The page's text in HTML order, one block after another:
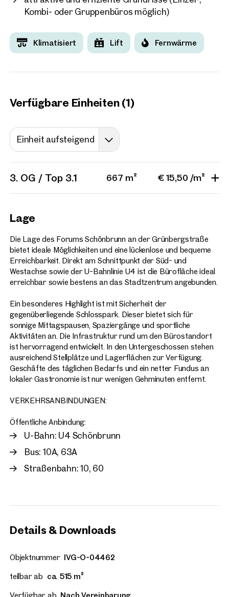
Kombi- oder Gruppenbüros möglich)
Klimatisiert Lift Fernwärme
Verfügbare Einheiten (1)
Einheit aufsteigend
3. OG / Top 3.1 667 m² € 15,50 /m²
Lage
Die Lage des Forums Schönbrunn an der Grünbergstraße
bietet ideale Möglichkeiten und eine lückenlose und bequeme
Erreichbarkeit. Direkt am Schnittpunkt der Süd- und
Westachse sowie der U-Bahnlinie U4 ist die Bürofläche ideal
erreichbar sowie bestens an das Stadtzentrum angebunden.
Ein besonderes Highlight ist mit Sicherheit der
gegenüberliegende Schlosspark. Dieser bietet sich für
sonnige Mittagspausen, Spaziergänge und sportliche
Aktivitäten an. Die Infrastruktur rund um den Bürostandort
ist hervorragend entwickelt. In den Untergeschossen stehen
ausreichend Stellplätze und Lagerflächen zur Verfügung.
Geschäfte des täglichen Bedarfs und ein netter Fundus an
lokaler Gastronomie ist nur wenigen Gehminuten entfernt.
VERKEHRSANBINDUNGEN:
Öffentliche Anbindung:
U-Bahn: U4 Schönbrunn
Bus: 10A, 63A
Straßenbahn: 10, 60
Details & Downloads
Objektnummer IVG-O-04462
teilbar ab ca. 515 m²
Projekte
Wien, 7. Neubau